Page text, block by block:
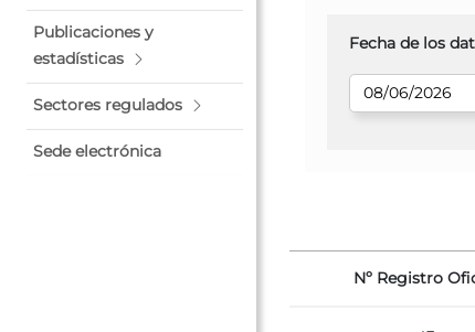
Publicaciones y
estadísticas
Sectores regulados
Sede electrónica
Fecha de los
Nº Registro